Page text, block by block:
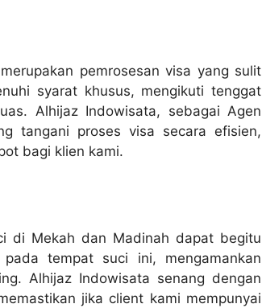
pemrosesan visa yang sulit
syarat khusus, mengikuti tenggat
Alhijaz Indowisata, sebagai Agen
tangani proses visa secara efisien,
bagi klien kami.
di Mekah dan Madinah dapat begitu
tempat suci ini, mengamankan
Alhijaz Indowisata senang dengan
jika client kami mempunyai